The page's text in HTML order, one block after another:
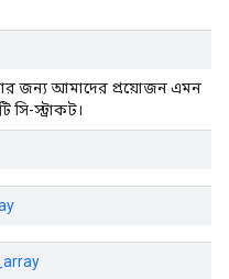
জন্য আমাদের প্রয়োজন এমন
সি-স্ট্রাকট।